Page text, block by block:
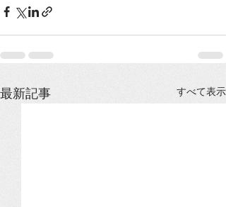
最新記事 すべて表示